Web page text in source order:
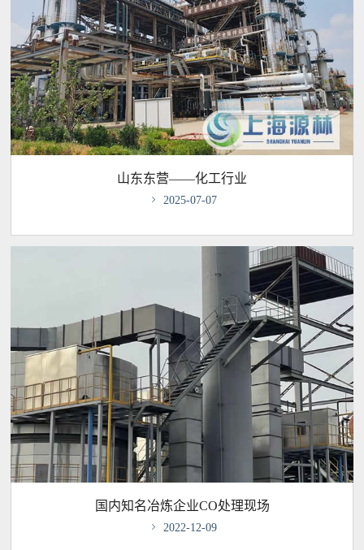
山东东营——化工行业
 2025-07-07
国内知名冶炼企业CO处理现场
 2022-12-09